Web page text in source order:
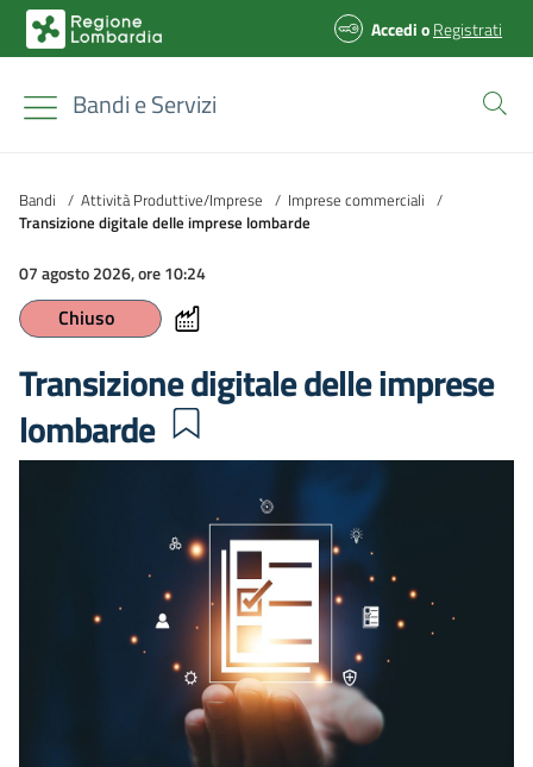
AccedioRegistrati
Bandi e Servizi
Bandi / Attività Produttive/Imprese / Imprese commerciali /
Transizione digitale delle imprese lombarde
07 agosto 2026, ore 10:24
Chiuso
Transizione digitale delle imprese
lombarde